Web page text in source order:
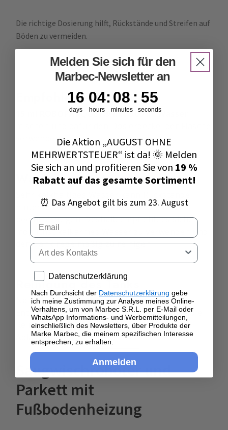
Die richtige Dosierung hilft, Rückstände und Streifen auf
Böden zu vermeiden.
Empfohlene Dosierung
15 ml ROBOPARQUET® mit 500 ml Wasser
verwenden.
Wasserqualität im Haushalt
hinterlassen und die Optik des Bodens
beeinträchtigen. Deshalb empfiehlt es sich,
möglichst kalkarmes Wasser zu verwenden und
den Tank regelmäßig zu reinigen.
Reinigung des Tanks
Nach den Reinigungsvorgängen hilft das
Entleeren und Ausspülen des Tanks dabei, die
Reinigungsleistung konstant zu halten und
Ablagerungen zu vermeiden.
Saugwischroboter und
Parkett mit
Fußbodenheizung
Melden Sie sich für den
Marbec-Newsletter an
Countdown ends in:
16
16
days
4
04
hours
: 8
08
minutes
: 54
54
seconds
Die Aktion „AUGUST OHNE
MEHRWERTSTEUER“ ist da! 🌞 Melden
Sie sich an und profitieren Sie von 19 %
Rabatt auf das gesamte Sortiment!
⏰ Das Angebot gilt bis zum 23. August
Email
Tipo di contatto
Privacy policy
Datenschutzerklärung
Nach Durchsicht der Datenschutzerklärung gebe
ich meine Zustimmung zur Analyse meines Online-
Verhaltens, um von Marbec S.R.L. per E-Mail oder
WhatsApp Informations- und Werbemitteilungen,
einschließlich des Newsletters, über Produkte der
Marke Marbec, die meinem spezifischen Interesse
entsprechen, zu erhalten.
Anmelden